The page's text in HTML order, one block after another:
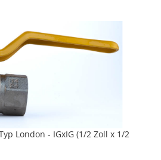
London - IGxIG (1/2 Zoll x 1/2